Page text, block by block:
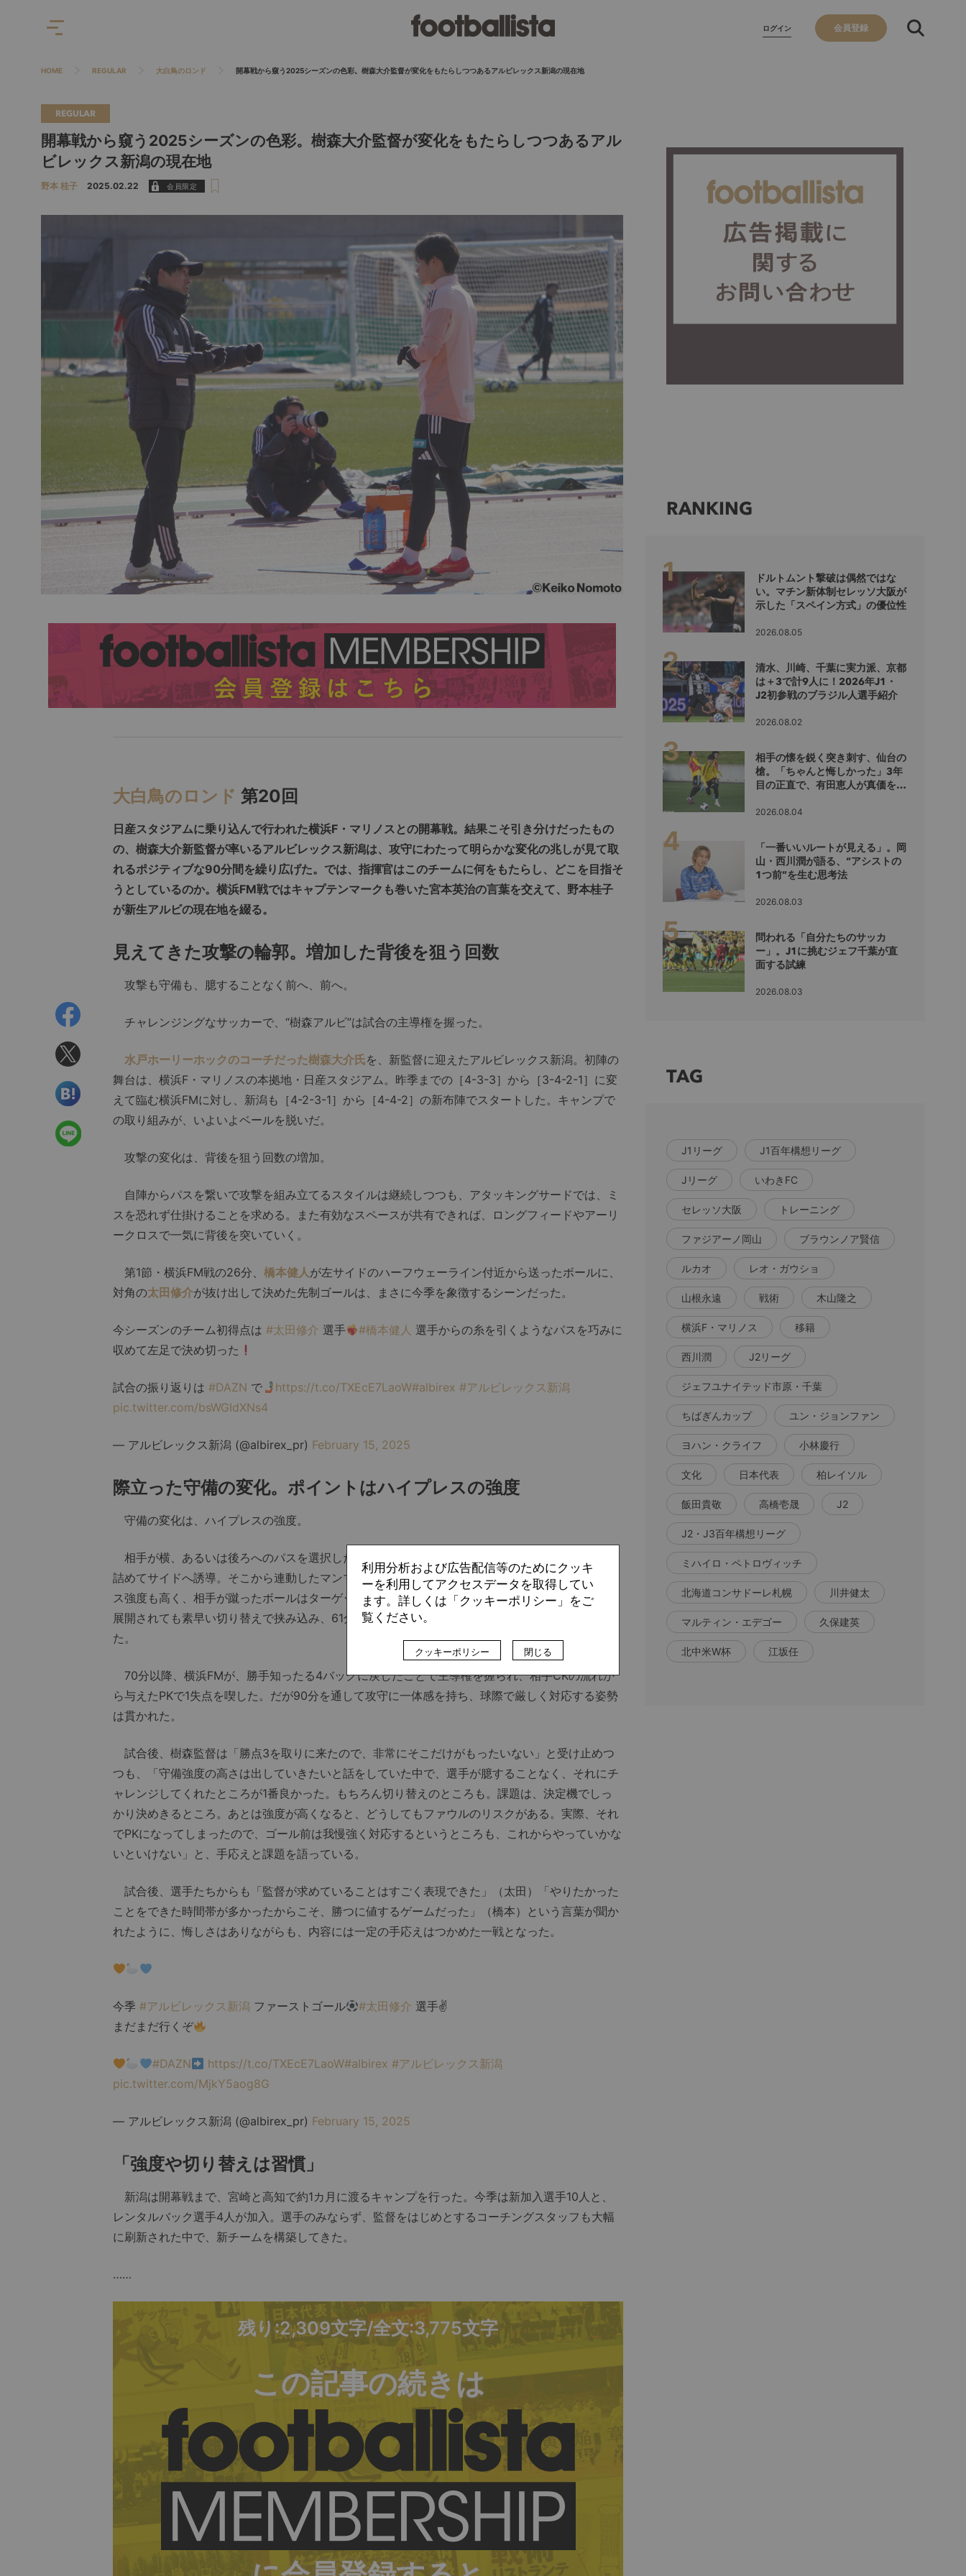
ログイン 会員登録
HOME REGULAR 大白鳥のロンド 開幕戦から窺う2025シーズンの色彩。樹森大介監督が変化をもたらしつつあるアルビレックス新潟の現在地
REGULAR
開幕戦から窺う2025シーズンの色彩。樹森大介監督が変化をもたらしつつあるアル
ビレックス新潟の現在地
野本 桂子 2025.02.22
大白鳥のロンド 第20回
日産スタジアムに乗り込んで行われた横浜F・マリノスとの開幕戦。結果こそ引き分けだったもの
の、樹森大介新監督が率いるアルビレックス新潟は、攻守にわたって明らかな変化の兆しが見て取
れるポジティブな90分間を繰り広げた。では、指揮官はこのチームに何をもたらし、どこを目指そ
うとしているのか。横浜FM戦ではキャプテンマークも巻いた宮本英治の言葉を交えて、野本桂子
が新生アルビの現在地を綴る。
見えてきた攻撃の輪郭。増加した背後を狙う回数
攻撃も守備も、臆することなく前へ、前へ。
チャレンジングなサッカーで、“樹森アルビ”は試合の主導権を握った。
水戸ホーリーホックのコーチだった樹森大介氏を、新監督に迎えたアルビレックス新潟。初陣の
舞台は、横浜F・マリノスの本拠地・日産スタジアム。昨季までの［4-3-3］から［3-4-2-1］に変
えて臨む横浜FMに対し、新潟も［4-2-3-1］から［4-4-2］の新布陣でスタートした。キャンプで
の取り組みが、いよいよベールを脱いだ。
攻撃の変化は、背後を狙う回数の増加。
自陣からパスを繋いで攻撃を組み立てるスタイルは継続しつつも、アタッキングサードでは、ミ
スを恐れず仕掛けることを求める。また有効なスペースが共有できれば、ロングフィードやアーリ
ークロスで一気に背後を突いていく。
第1節・横浜FM戦の26分、 橋本健人が左サイドのハーフウェーライン付近から送ったボールに、
対角の太田修介が抜け出して決めた先制ゴールは、まさに今季を象徴するシーンだった。
今シーズンのチーム初得点は #太田修介 選手 #橋本健人 選手からの糸を引くようなパスを巧みに
収めて左足で決め切った
試合の振り返りは #DAZN で https://t.co/TXEcE7LaoW#albirex #アルビレックス新潟
pic.twitter.com/bsWGIdXNs4
— アルビレックス新潟 (@albirex_pr) February 15, 2025
際立った守備の変化。ポイントはハイプレスの強度
守備の変化は、ハイプレスの強度。
相手が横、あるいは後ろへのパスを選択した瞬間、ファーストディフェンダーが一気に間合いを
詰めてサイドへ誘導。そこから連動したマンマークで相手をつかまえ、選択肢を奪っていく。プレ
ス強度も高く、相手が蹴ったボールはターゲットまで届かずに、ほぼ中盤で回収できた。サイドへ
展開されても素早い切り替えで挟み込み、61分までは相手のシュートを0に抑えることに成功し
た。
70分以降、横浜FMが、勝手知ったる4バックに戻したことで主導権を握られ、相手CKの流れか
ら与えたPKで1失点を喫した。だが90分を通して攻守に一体感を持ち、球際で厳しく対応する姿勢
は貫かれた。
試合後、樹森監督は「勝点3を取りに来たので、非常にそこだけがもったいない」と受け止めつ
つも、「守備強度の高さは出していきたいと話をしていた中で、選手が臆することなく、それにチ
ャレンジしてくれたところが1番良かった。もちろん切り替えのところも。課題は、決定機でしっ
かり決めきるところ。あとは強度が高くなると、どうしてもファウルのリスクがある。実際、それ
でPKになってしまったので、ゴール前は我慢強く対応するというところも、これからやっていかな
いといけない」と、手応えと課題を語っている。
試合後、選手たちからも「監督が求めていることはすごく表現できた」（太田）「やりたかった
ことをできた時間帯が多かったからこそ、勝つに値するゲームだった」（橋本）という言葉が聞か
れたように、悔しさはありながらも、内容には一定の手応えはつかめた一戦となった。
今季 #アルビレックス新潟 ファーストゴール #太田修介 選手✌️
まだまだ行くぞ
#DAZN https://t.co/TXEcE7LaoW#albirex #アルビレックス新潟
pic.twitter.com/MjkY5aog8G
— アルビレックス新潟 (@albirex_pr) February 15, 2025
「強度や切り替えは習慣」
新潟は開幕戦まで、宮崎と高知で約1カ月に渡るキャンプを行った。今季は新加入選手10人と、
レンタルバック選手4人が加入。選手のみならず、監督をはじめとするコーチングスタッフも大幅
に刷新された中で、新チームを構築してきた。
……
残り:2,309文字/全文:3,775文字
この記事の続きは
RANKING
ドルトムント撃破は偶然ではな
い。マチン新体制セレッソ大阪が
示した「スペイン方式」の優位性
2026.08.05
清水、川崎、千葉に実力派、京都
は＋3で計9人に！2026年J1・
J2初参戦のブラジル人選手紹介
2026.08.02
相手の懐を鋭く突き刺す、仙台の
槍。「ちゃんと悔しかった」3年
目の正直で、有田恵人が真価を示
2026.08.04
「一番いいルートが見える」。岡
山・西川潤が語る、“アシストの
1つ前”を生む思考法
2026.08.03
問われる「自分たちのサッカ
ー」。J1に挑むジェフ千葉が直
面する試練
2026.08.03
TAG
J1リーグ J1百年構想リーグ
Jリーグ いわきFC
セレッソ大阪 トレーニング
ファジアーノ岡山 ブラウンノア賢信
ルカオ レオ・ガウショ
山根永遠 戦術 木山隆之
横浜F・マリノス 移籍
西川潤 J2リーグ
ジェフユナイテッド市原・千葉
ちばぎんカップ ユン・ジョンファン
ヨハン・クライフ 小林慶行
文化 日本代表 柏レイソル
飯田貴敬 高橋壱晟 J2
J2・J3百年構想リーグ
ミハイロ・ペトロヴィッチ
北海道コンサドーレ札幌 川井健太
マルティン・エデゴー 久保建英
北中米W杯 江坂任
利用分析および広告配信等のためにクッキ
ーを利用してアクセスデータを取得してい
ます。詳しくは「クッキーポリシー」をご
覧ください。
クッキーポリシー 閉じる